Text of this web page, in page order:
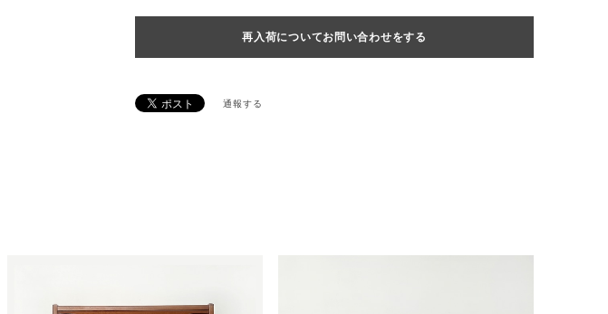
再入荷についてお問い合わせをする
通報する